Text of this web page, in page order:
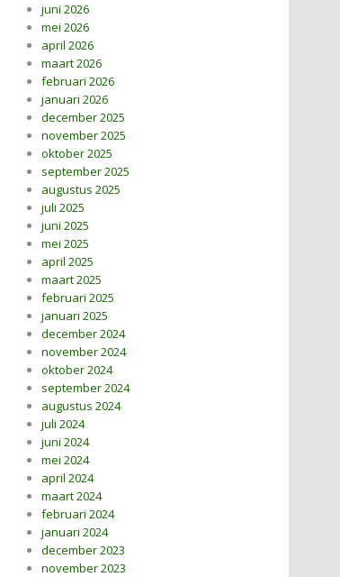
juni 2026
mei 2026
april 2026
maart 2026
februari 2026
januari 2026
december 2025
november 2025
oktober 2025
september 2025
augustus 2025
juli 2025
juni 2025
mei 2025
april 2025
maart 2025
februari 2025
januari 2025
december 2024
november 2024
oktober 2024
september 2024
augustus 2024
juli 2024
juni 2024
mei 2024
april 2024
maart 2024
februari 2024
januari 2024
december 2023
november 2023